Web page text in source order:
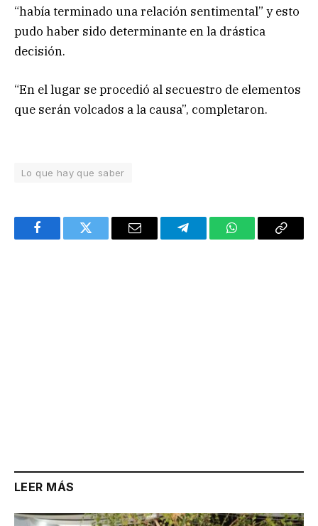
“había terminado una relación sentimental” y esto
pudo haber sido determinante en la drástica
decisión.
“En el lugar se procedió al secuestro de elementos
que serán volcados a la causa”, completaron.
Lo que hay que saber
FacebookTwitter Email TelegramWhatsAppCopy
LEER MÁS